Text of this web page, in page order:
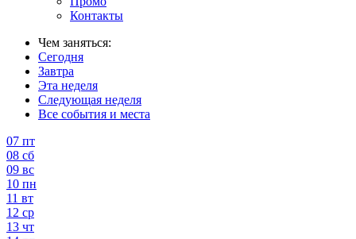
Контакты
Чем заняться:
Сегодня
Завтра
Эта неделя
Следующая неделя
Все события и места
07 пт
08 сб
09 вс
10 пн
11 вт
12 ср
13 чт